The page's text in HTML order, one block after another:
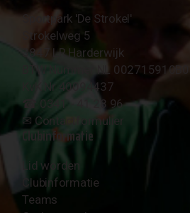
Sportpark 'De Strokel'
Strokelweg 5
3847 LR Harderwijk
BTW Nummer NL 002715910B01
KvK Nr 40094437
☎︎ 0341 - 41 28 96
✉︎ Contactformulier
Clubinformatie
Lid worden
Clubinformatie
Teams